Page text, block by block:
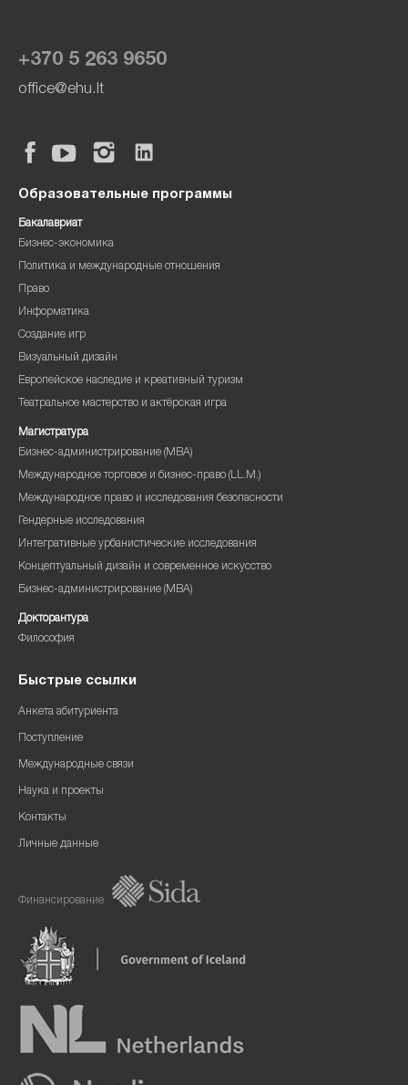
+370 5 263 9650
office@ehu.lt
Образовательные программы
Бакалавриат
Бизнес-экономика
Политика и международные отношения
Право
Информатика
Создание игр
Визуальный дизайн
Европейское наследие и креативный туризм
Театральное мастерство и актёрская игра
Магистратура
Бизнес-администрирование (MBA)
Международное торговое и бизнес-право (LL.M.)
Международное право и исследования безопасности
Гендерные исследования
Интегративные урбанистические исследования
Концептуальный дизайн и современное искусство
Бизнес-администрирование (MBA)
Докторантура
Философия
Быстрые ссылки
Анкета абитуриента
Поступление
Международные связи
Наука и проекты
Контакты
Личные данные
Финансирование